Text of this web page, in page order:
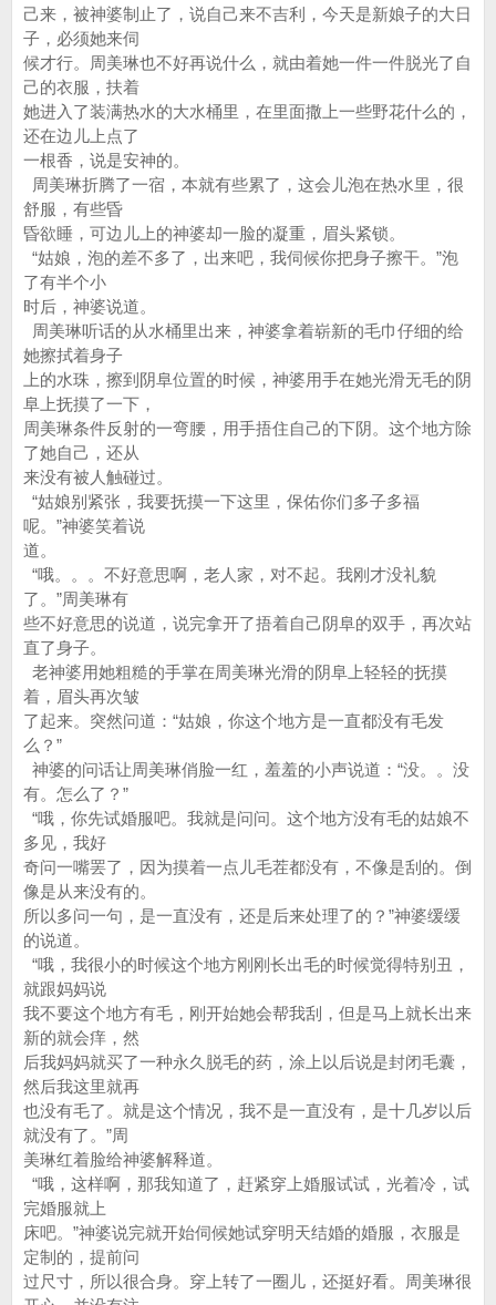
己来，被神婆制止了，说自己来不吉利，今天是新娘子的大日
子，必须她来伺
候才行。周美琳也不好再说什么，就由着她一件一件脱光了自
己的衣服，扶着
她进入了装满热水的大水桶里，在里面撒上一些野花什么的，
还在边儿上点了
一根香，说是安神的。
周美琳折腾了一宿，本就有些累了，这会儿泡在热水里，很
舒服，有些昏
昏欲睡，可边儿上的神婆却一脸的凝重，眉头紧锁。
“姑娘，泡的差不多了，出来吧，我伺候你把身子擦干。”泡
了有半个小
时后，神婆说道。
周美琳听话的从水桶里出来，神婆拿着崭新的毛巾仔细的给
她擦拭着身子
上的水珠，擦到阴阜位置的时候，神婆用手在她光滑无毛的阴
阜上抚摸了一下，
周美琳条件反射的一弯腰，用手捂住自己的下阴。这个地方除
了她自己，还从
来没有被人触碰过。
“姑娘别紧张，我要抚摸一下这里，保佑你们多子多福
呢。”神婆笑着说
道。
“哦。。。不好意思啊，老人家，对不起。我刚才没礼貌
了。”周美琳有
些不好意思的说道，说完拿开了捂着自己阴阜的双手，再次站
直了身子。
老神婆用她粗糙的手掌在周美琳光滑的阴阜上轻轻的抚摸
着，眉头再次皱
了起来。突然问道：“姑娘，你这个地方是一直都没有毛发
么？”
神婆的问话让周美琳俏脸一红，羞羞的小声说道：“没。。没
有。怎么了？”
“哦，你先试婚服吧。我就是问问。这个地方没有毛的姑娘不
多见，我好
奇问一嘴罢了，因为摸着一点儿毛茬都没有，不像是刮的。倒
像是从来没有的。
所以多问一句，是一直没有，还是后来处理了的？”神婆缓缓
的说道。
“哦，我很小的时候这个地方刚刚长出毛的时候觉得特别丑，
就跟妈妈说
我不要这个地方有毛，刚开始她会帮我刮，但是马上就长出来
新的就会痒，然
后我妈妈就买了一种永久脱毛的药，涂上以后说是封闭毛囊，
然后我这里就再
也没有毛了。就是这个情况，我不是一直没有，是十几岁以后
就没有了。”周
美琳红着脸给神婆解释道。
“哦，这样啊，那我知道了，赶紧穿上婚服试试，光着冷，试
完婚服就上
床吧。”神婆说完就开始伺候她试穿明天结婚的婚服，衣服是
定制的，提前问
过尺寸，所以很合身。穿上转了一圈儿，还挺好看。周美琳很